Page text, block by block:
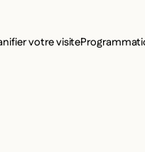
votre visite